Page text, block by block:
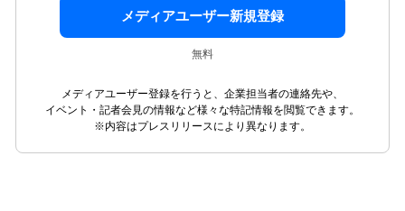
メディアユーザー新規登録
無料
メディアユーザー登録を行うと、企業担当者の連絡先や、
イベント・記者会見の情報など様々な特記情報を閲覧できます。
※内容はプレスリリースにより異なります。